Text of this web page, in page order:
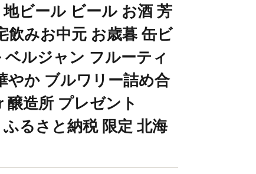
ビール ビール お酒 芳
飲みお中元 お歳暮 缶ビ
ルジャン フルーティ
やか ブルワリー詰め合
醸造所 プレゼント
るさと納税 限定 北海